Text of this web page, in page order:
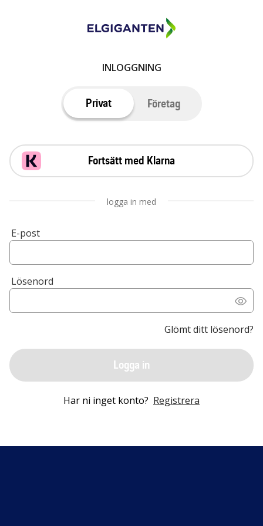
INLOGGNING
Privat Företag
Fortsätt med Klarna
logga in med
E-post
Lösenord
Glömt ditt lösenord?
Logga in
Har ni inget konto? Registrera